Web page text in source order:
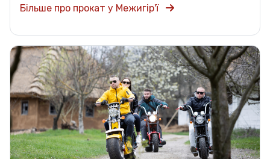
Більше про прокат у Межигір'ї